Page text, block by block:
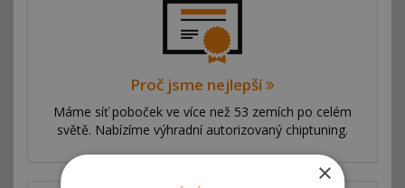
Proč jsme nejlepší
Máme síť poboček ve více než 53 zemích po celém
světě. Nabízíme výhradní autorizovaný chiptuning.
×